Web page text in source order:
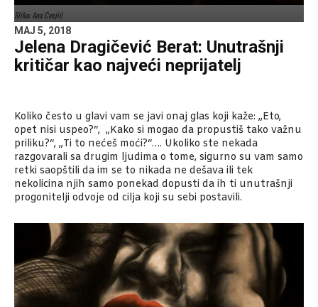
Slika: Ana Cvejić
MAJ 5, 2018
Jelena Dragičević Berat: Unutrašnji
kritičar kao najveći neprijatelj
Koliko često u glavi vam se javi onaj glas koji kaže: „Eto,
opet nisi uspeo?“, „Kako si mogao da propustiš tako važnu
priliku?“, „Ti to nećeš moći?“…. Ukoliko ste nekada
razgovarali sa drugim ljudima o tome, sigurno su vam samo
retki saopštili da im se to nikada ne dešava ili tek
nekolicina njih samo ponekad dopusti da ih ti unutrašnji
progonitelji odvoje od cilja koji su sebi postavili.